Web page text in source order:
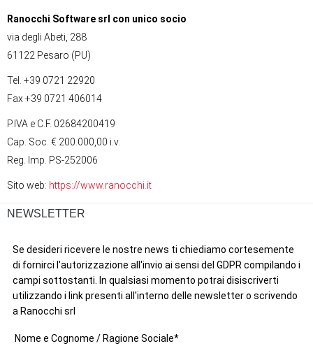
Ranocchi Software srl con unico socio
via degli Abeti, 288
61122 Pesaro (PU)
Tel. +39 0721 22920
Fax +39 0721 406014
P.IVA e C.F. 02684200419
Cap. Soc. € 200.000,00 i.v.
Reg. Imp. PS-252006
Sito web: https://www.ranocchi.it
NEWSLETTER